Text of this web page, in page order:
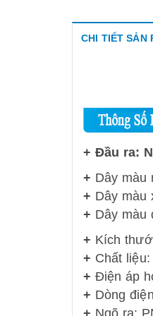
CHI TIẾT SẢN
+ Đầu ra:
+ Dây màu
+ Dây màu
+ Dây màu
+ Kích
+ Chất
+ Điện áp
+ Dòng
+ Ngõ ra: